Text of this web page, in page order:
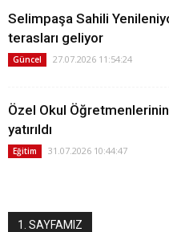
Selimpaşa Sahili
terasları geliyor
Güncel 27.07.2026 11:54:24
Özel Okul
yatırıldı
Eğitim 31.07.2026 10:44:47
1. SAYFAMIZ